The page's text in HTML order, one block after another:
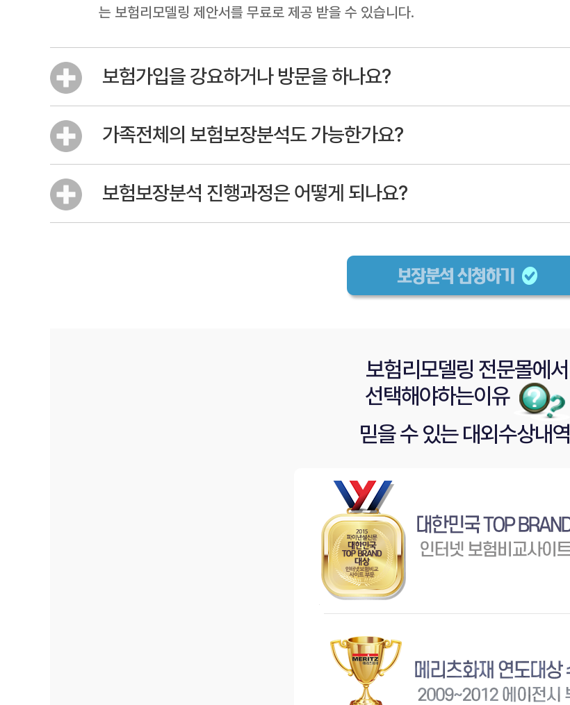
는 보험리모델링 제안서를 무료로 제공 받을 수 있습니다.
보험가입을 강요하거나 방문을 하나요?
가족전체의 보험보장분석도 가능한가요?
보험보장분석 진행과정은 어떻게 되나요?
보험리모델링 전문몰에서
선택해야하는이유
믿을 수 있는대외수상내역